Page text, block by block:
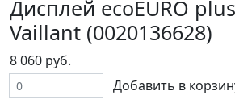
Дисплей ecoEURO
Vaillant (0020136628)
8 060 руб.
Добавить в